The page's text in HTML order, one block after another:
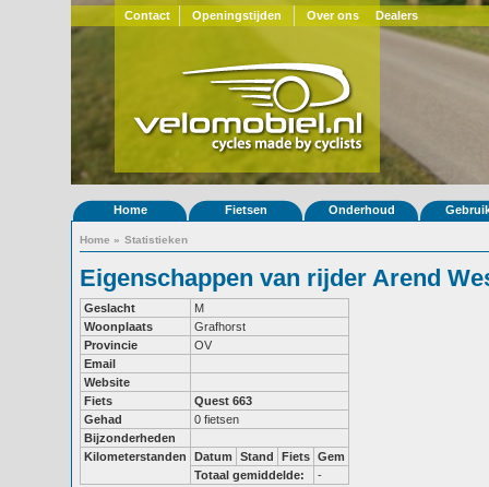
Contact Openingstijden Over ons Dealers
Home Fietsen Onderhoud
Home » Statistieken
Eigenschappen van rijder Arend
Geslacht
M
Woonplaats
Grafhorst
Provincie
OV
Email
Website
Fiets
Quest 663
Gehad
0 fietsen
Bijzonderheden
Kilometerstanden
Datum Stand Fiets Gem
Totaal gemiddelde:
-